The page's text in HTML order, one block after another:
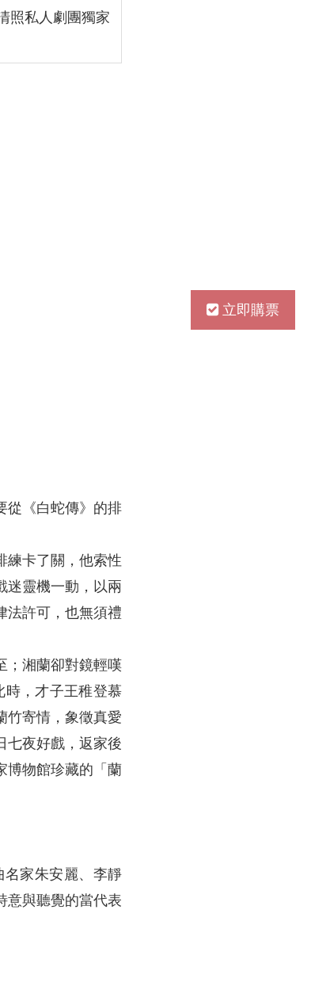
照私人劇團獨家
從《白蛇傳》的排
練卡了關，他索性
迷靈機一動，以兩
法許可，也無須禮
；湘蘭卻對鏡輕嘆
，才子王稚登慕
竹寄情，象徵真愛
七夜好戲，返家後
博物館珍藏的「蘭
家朱安麗、李靜
意與聽覺的當代表
立即購票